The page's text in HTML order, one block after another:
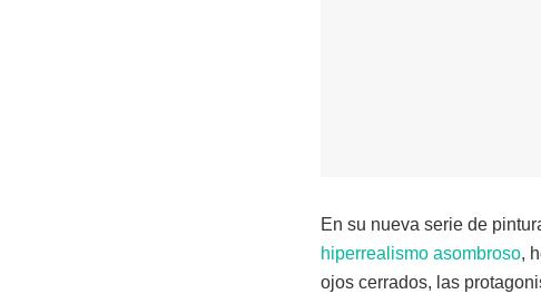
En su nueva serie de
hiperrealismo asombroso,
ojos cerrados, las